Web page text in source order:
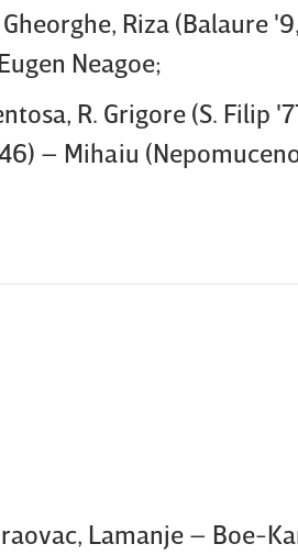
Riza (Balaure
Neagoe;
R. Grigore (S. Filip
– Mihaiu
Lamanje – Boe-